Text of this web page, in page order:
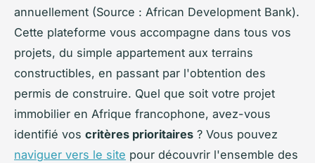
annuellement (Source : African Development Bank).
Cette plateforme vous accompagne dans tous vos
projets, du simple appartement aux terrains
constructibles, en passant par l'obtention des
permis de construire. Quel que soit votre projet
immobilier en Afrique francophone, avez-vous
identifié vos critères prioritaires ? Vous pouvez
naviguer vers le site pour découvrir l'ensemble des